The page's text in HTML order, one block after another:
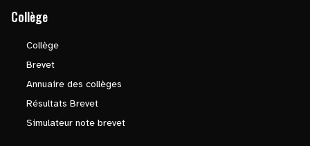
Collège
Collège
Brevet
Annuaire des collèges
Résultats Brevet
Simulateur note brevet